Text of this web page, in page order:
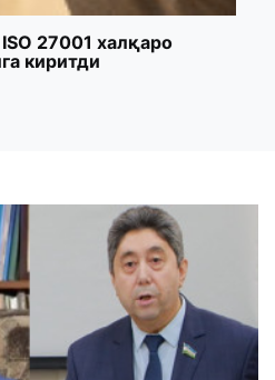
27001 халқаро
киритди